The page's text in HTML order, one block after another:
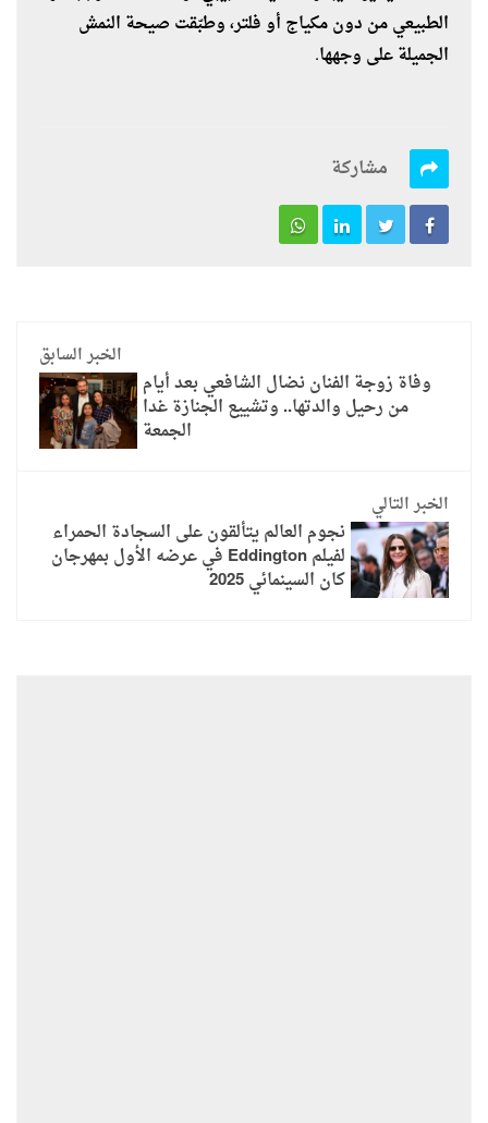
الطبيعي من دون مكياج أو فلتر، وطبّقت صيحة النمش
الجميلة على وجهها.
مشاركة
الخبر السابق
وفاة زوجة الفنان نضال الشافعي بعد أيام
من رحيل والدتها.. وتشييع الجنازة غدا
الجمعة
الخبر التالي
نجوم العالم يتألقون على السجادة الحمراء
لفيلم Eddington في عرضه الأول بمهرجان
كان السينمائي 2025